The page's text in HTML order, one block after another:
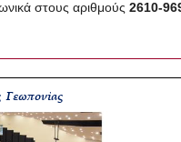
στους αριθμούς 2610-